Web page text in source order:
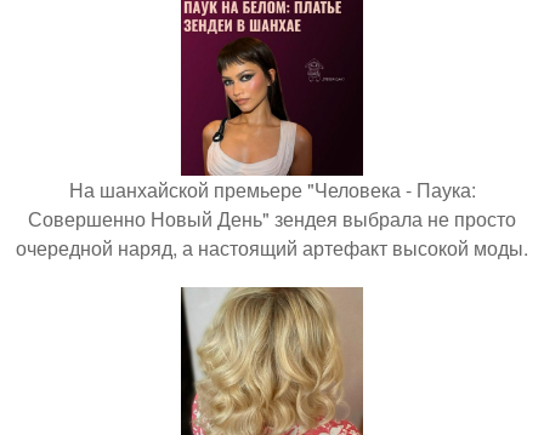
На шанхайской премьере "Человека - Паука:
Совершенно Новый День" зендея выбрала не просто
очередной наряд, а настоящий артефакт высокой моды.